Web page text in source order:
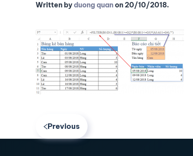
Written byduong quanon20/10/2018.
Previous